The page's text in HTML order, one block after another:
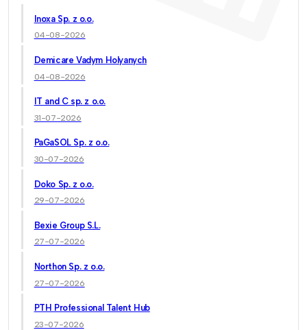
Inoxa Sp. z o.o.
04-08-2026
Demicare Vadym Holyanych
04-08-2026
IT and C sp. z o.o.
31-07-2026
PaGaSOL Sp. z o.o.
30-07-2026
Doko Sp. z o.o.
29-07-2026
Bexie Group S.L.
27-07-2026
Northon Sp. z o.o.
27-07-2026
PTH Professional Talent Hub
23-07-2026